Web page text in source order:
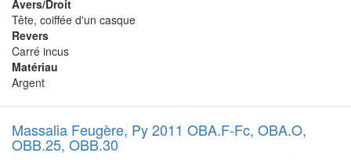
Avers/Droit
Tête, coiffée d'un casque
Revers
Carré incus
Matériau
Argent
Massalia Feugère, Py 2011 OBA.F-Fc, OBA.O,
OBB.25, OBB.30